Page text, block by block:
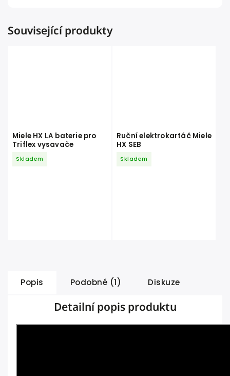
Související produkty
Miele HX LA baterie pro
Triflex vysavače
Skladem
Ruční elektrokartáč Miele
HX SEB
Skladem
Popis Podobné (1) Diskuze
Detailní popis produktu